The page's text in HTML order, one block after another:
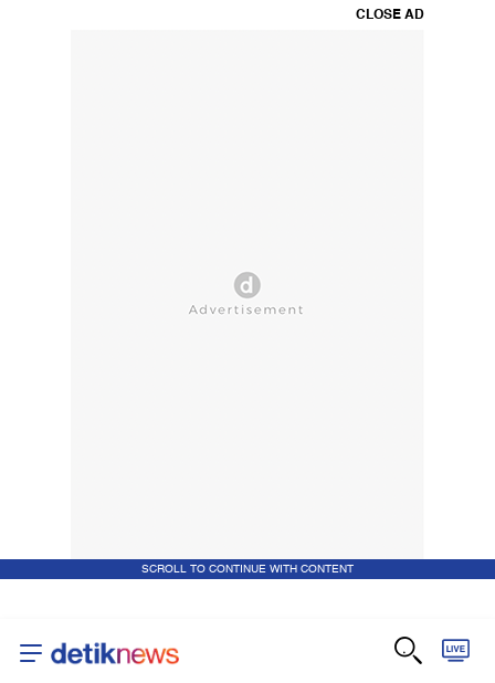
CLOSE AD
SCROLL TO CONTINUE WITH CONTENT